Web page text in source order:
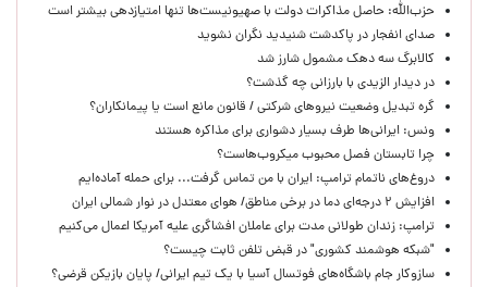
حزب‌الله: حاصل مذاکرات دولت با صهیونیست‌ها تنها امتیازدهی‌ بیشتر است
صدای انفجار در پاکدشت شنیدید نگران نشوید
کالابرگ سه دهک مشمول شارز شد
در دیدار الزیدی با بارزانی چه گذشت؟
گره تبدیل وضعیت نیروهای شرکتی / قانون مانع است یا پیمانکاران؟
ونس: ایرانی‌ها طرف بسیار دشواری برای مذاکره هستند
چرا تابستان فصل محبوب میکروب‌هاست؟
دروغ‌های ناتمام ترامپ: ایران با من تماس گرفت... برای حمله آماده‌ایم
افزایش ۲ درجه‌ای دما در برخی مناطق/ هوای معتدل در نوار شمالی ایران
ترامپ: زندان طولانی مدت برای عاملان افشاگری‌ علیه آمریکا اعمال می‌کنیم
"شبکه هوشمند کشوری" در قبض تلفن ثابت چیست؟
سازوکار جام باشگاه‌های فوتسال آسیا با یک تیم ایرانی/ پایان بازیکن قرضی؟